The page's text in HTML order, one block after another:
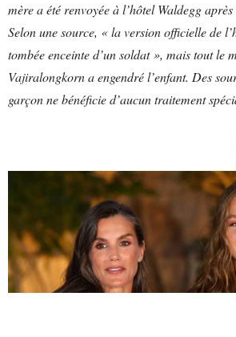
mère a été renvoyée à l’hôtel Waldegg
Selon une source, « la version officielle de
tombée enceinte d’un soldat », mais tout le
Vajiralongkorn a engendré l’enfant. Des
garçon ne bénéficie d’aucun traitement